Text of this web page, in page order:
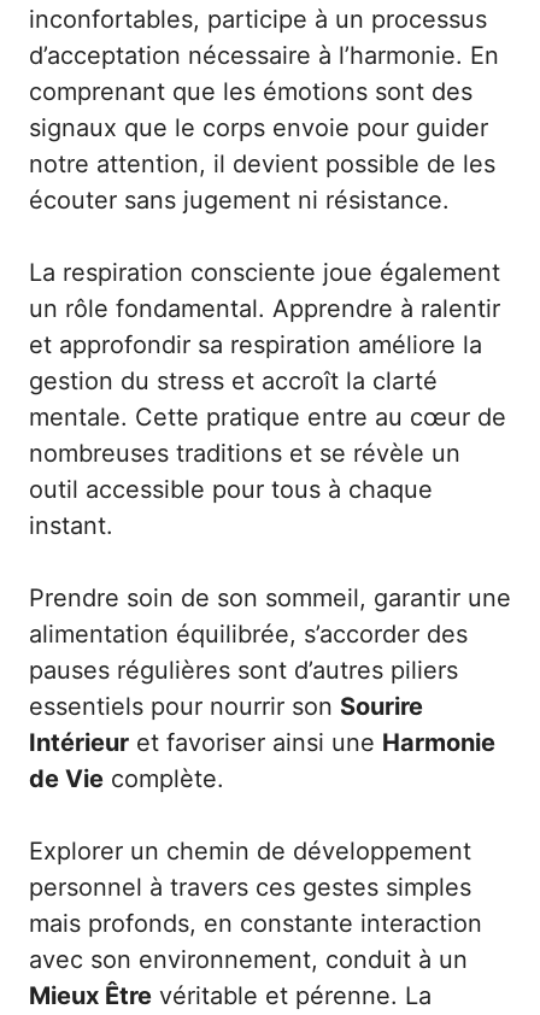
inconfortables, participe à un processus
d’acceptation nécessaire à l’harmonie. En
comprenant que les émotions sont des
signaux que le corps envoie pour guider
notre attention, il devient possible de les
écouter sans jugement ni résistance.
La respiration consciente joue également
un rôle fondamental. Apprendre à ralentir
et approfondir sa respiration améliore la
gestion du stress et accroît la clarté
mentale. Cette pratique entre au cœur de
nombreuses traditions et se révèle un
outil accessible pour tous à chaque
instant.
Prendre soin de son sommeil, garantir une
alimentation équilibrée, s’accorder des
pauses régulières sont d’autres piliers
essentiels pour nourrir son Sourire
Intérieur et favoriser ainsi une Harmonie
de Vie complète.
Explorer un chemin de développement
personnel à travers ces gestes simples
mais profonds, en constante interaction
avec son environnement, conduit à un
Mieux Être véritable et pérenne. La